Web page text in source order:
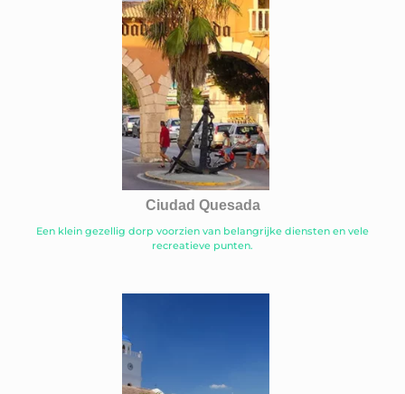
Ciudad Quesada
Een klein gezellig dorp voorzien van belangrijke diensten en vele
recreatieve punten.